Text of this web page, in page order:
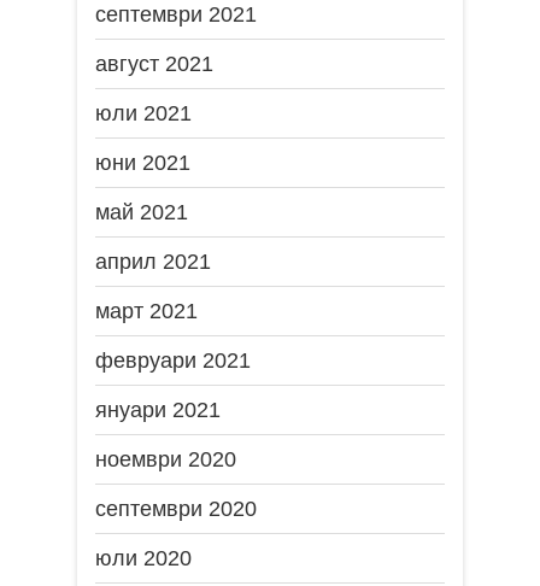
септември 2021
август 2021
юли 2021
юни 2021
май 2021
април 2021
март 2021
февруари 2021
януари 2021
ноември 2020
септември 2020
юли 2020